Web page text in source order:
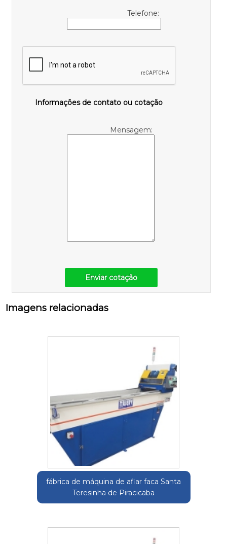
Telefone:
Informações de contato ou cotação
Mensagem:
Enviar cotação
Imagens relacionadas
fábrica de máquina de afiar faca Santa
Teresinha de Piracicaba